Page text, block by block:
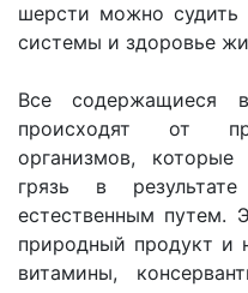
шерсти можно судить
системы и здоровье
Все содержащиеся
происходят от
организмов,
грязь в
естественным путем.
природный продукт и
витамины,